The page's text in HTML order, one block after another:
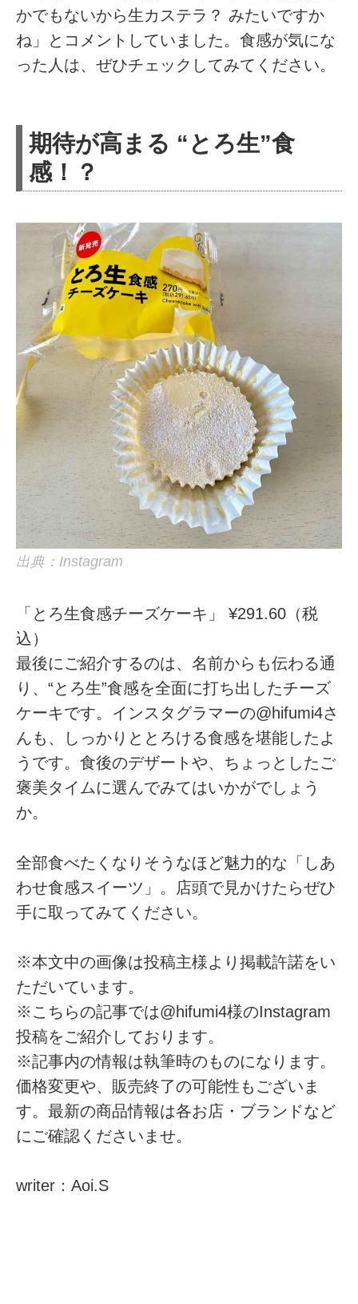
かでもないから生カステラ？ みたいですか
ね」とコメントしていました。食感が気にな
った人は、ぜひチェックしてみてください。
期待が高まる “とろ生”食
感！？
出典：Instagram
「とろ生食感チーズケーキ」 ¥291.60（税
込）
最後にご紹介するのは、名前からも伝わる通
り、“とろ生”食感を全面に打ち出したチーズ
ケーキです。インスタグラマーの@hifumi4さ
んも、しっかりととろける食感を堪能したよ
うです。食後のデザートや、ちょっとしたご
褒美タイムに選んでみてはいかがでしょう
か。
全部食べたくなりそうなほど魅力的な「しあ
わせ食感スイーツ」。店頭で見かけたらぜひ
手に取ってみてください。
※本文中の画像は投稿主様より掲載許諾をい
ただいています。
※こちらの記事では@hifumi4様のInstagram
投稿をご紹介しております。
※記事内の情報は執筆時のものになります。
価格変更や、販売終了の可能性もございま
す。最新の商品情報は各お店・ブランドなど
にご確認くださいませ。
writer：Aoi.S